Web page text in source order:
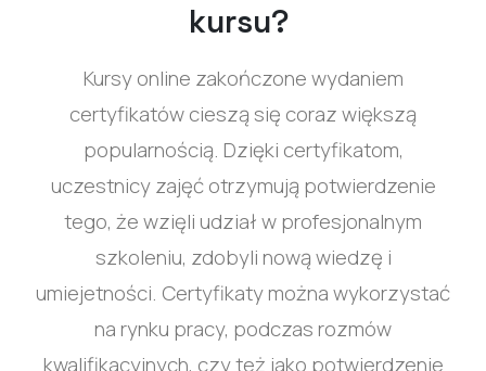
kursu?
Kursy online zakończone wydaniem
certyfikatów cieszą się coraz większą
popularnością. Dzięki certyfikatom,
uczestnicy zajęć otrzymują potwierdzenie
tego, że wzięli udział w profesjonalnym
szkoleniu, zdobyli nową wiedzę i
umiejetności. Certyfikaty można wykorzystać
na rynku pracy, podczas rozmów
kwalifikacyjnych, czy też jako potwierdzenie